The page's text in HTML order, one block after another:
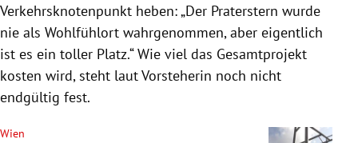
Verkehrsknotenpunkt heben: „Der Praterstern wurde
nie als Wohlfühlort wahrgenommen, aber eigentlich
ist es ein toller Platz.“ Wie viel das Gesamtprojekt
kosten wird, steht laut Vorsteherin noch nicht
endgültig fest.
Wien